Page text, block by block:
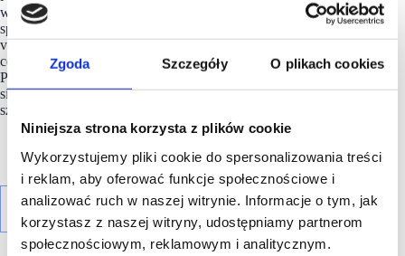
Zgoda Szczegóły O plikach cookies
Niniejsza strona korzysta z plików cookie
Wykorzystujemy pliki cookie do spersonalizowania treści
i reklam, aby oferować funkcje społecznościowe i
analizować ruch w naszej witrynie. Informacje o tym, jak
korzystasz z naszej witryny, udostępniamy partnerom
społecznościowym, reklamowym i analitycznym.
w odpowiedzi na wrażliwość cenową konsumenta
spodziewamy się również dalszego rozwoju konceptów typu
value, które są zainteresowane nie tylko parkami, ale również
centrami handlowymi, co może przynieść obustronne korzyści.
Popularni wśród klientów value retailers są bardzo często
silnymi generatorami ruchu” – zauważa Anna Wysocka,
szefowa działu handlowego w